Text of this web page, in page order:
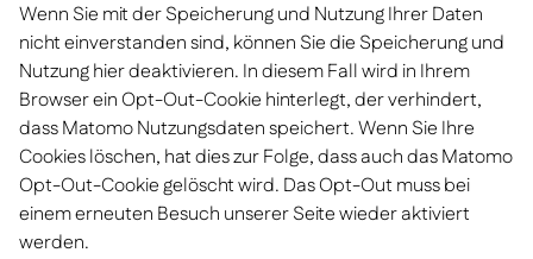
Wenn Sie mit der Speicherung und Nutzung Ihrer Daten
nicht einverstanden sind, können Sie die Speicherung und
Nutzung hier deaktivieren. In diesem Fall wird in Ihrem
Browser ein Opt-Out-Cookie hinterlegt, der verhindert,
dass Matomo Nutzungsdaten speichert. Wenn Sie Ihre
Cookies löschen, hat dies zur Folge, dass auch das Matomo
Opt-Out-Cookie gelöscht wird. Das Opt-Out muss bei
einem erneuten Besuch unserer Seite wieder aktiviert
werden.